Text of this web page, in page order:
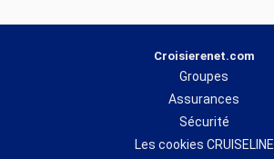
Croisierenet.com
Groupes
Assurances
Sécurité
Les cookies CRUISELINE